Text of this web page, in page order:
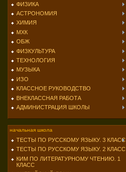
ФИЗИКА
АСТРОНОМИЯ
ХИМИЯ
МХК
ОБЖ
ФИЗКУЛЬТУРА
ТЕХНОЛОГИЯ
МУЗЫКА
ИЗО
КЛАССНОЕ РУКОВОДСТВО
ВНЕКЛАССНАЯ РАБОТА
АДМИНИСТРАЦИЯ ШКОЛЫ
начальная школа
ТЕСТЫ ПО РУССКОМУ ЯЗЫКУ. 3 КЛАСС
ТЕСТЫ ПО РУССКОМУ ЯЗЫКУ. 2 КЛАСС
КИМ ПО ЛИТЕРАТУРНОМУ ЧТЕНИЮ. 1
КЛАСС